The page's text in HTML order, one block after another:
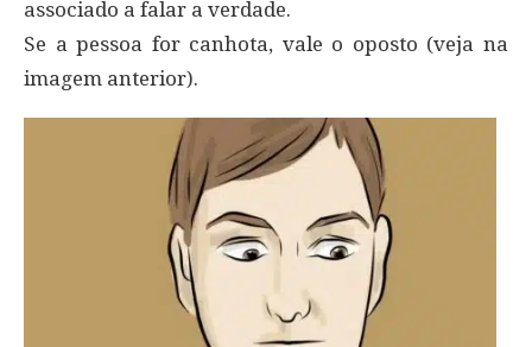
associado a falar a verdade.
Se a pessoa for canhota, vale o oposto (veja na
imagem anterior).